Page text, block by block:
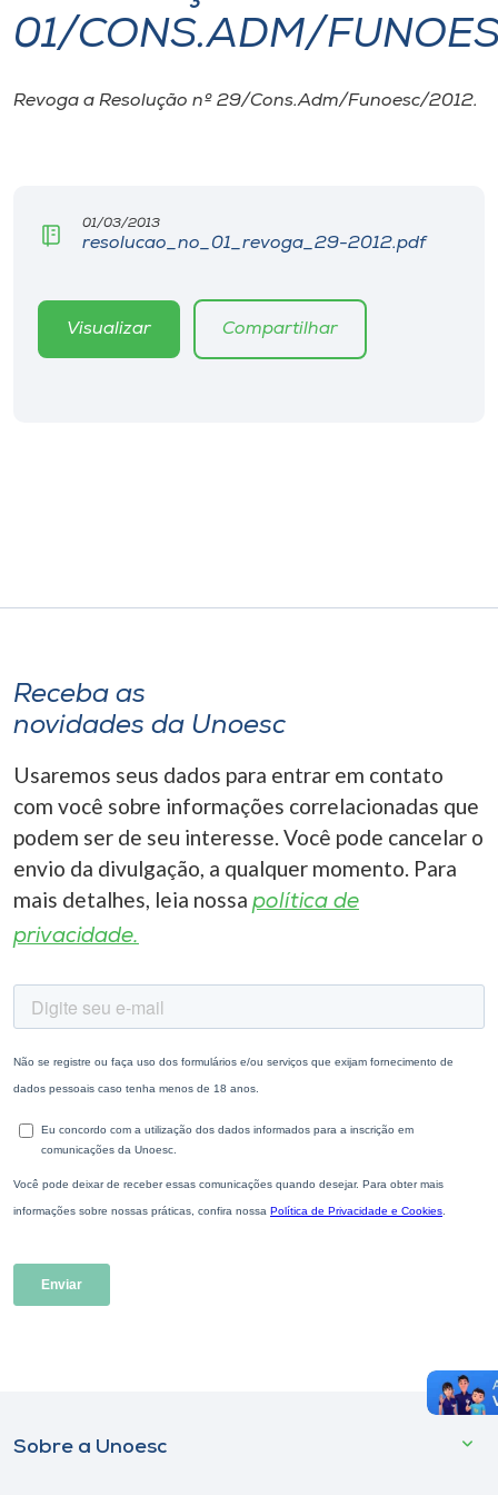
I.nova
Diplomados
CPA
Biblioteca
Store
Selecione
o idioma
01/CONS.ADM/
Revoga a Resolução nº 29/Cons.Adm/Funoesc/2012.
01/03/2013
resolucao_no_01_revoga_29-2012.pdf
Visualizar Compartilhar
Receba as
novidades da Unoesc
Usaremos seus dados para entrar em contato
com você sobre informações correlacionadas que
podem ser de seu interesse. Você pode cancelar o
envio da divulgação, a qualquer momento. Para
mais detalhes, leia nossa política de
privacidade.
Sobre a Unoesc